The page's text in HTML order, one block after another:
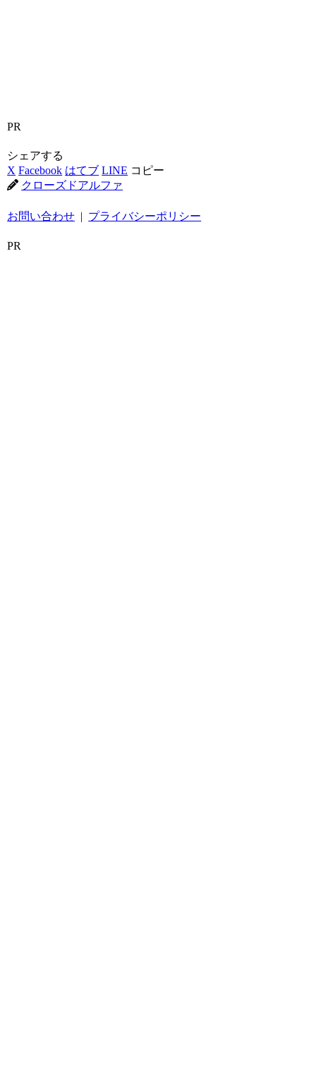
PR
シェアする
X Facebook はてブ LINE コピー
クローズドアルファ
お問い合わせ | プライバシーポリシー
PR